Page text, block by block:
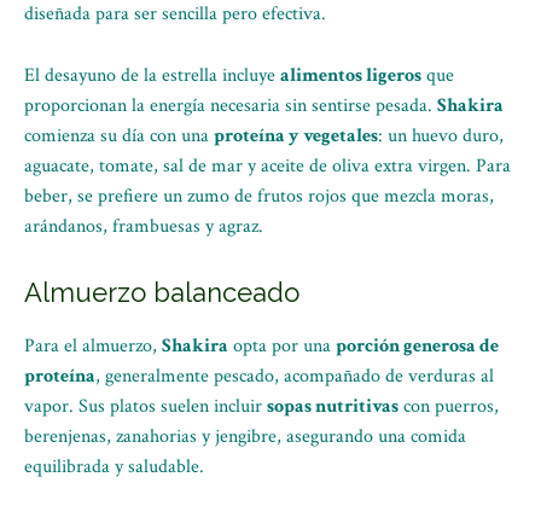
diseñada para ser sencilla pero efectiva.
El desayuno de la estrella incluyealimentos ligerosque
proporcionan la energía necesaria sin sentirse pesada. Shakira
comienza su día con unaproteína y vegetales: un huevo duro,
aguacate, tomate, sal de mar y aceite de oliva extra virgen. Para
beber, se prefiere un zumo de frutos rojos que mezcla moras,
arándanos, frambuesas y agraz.
Almuerzo balanceado
Para el almuerzo, Shakira opta por unaporción generosa de
proteína, generalmente pescado, acompañado de verduras al
vapor. Sus platos suelen incluirsopas nutritivascon puerros,
berenjenas, zanahorias y jengibre, asegurando una comida
equilibrada y saludable.